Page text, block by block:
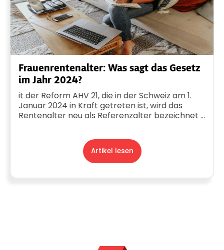
Frauenrentenalter: Was sagt das Gesetz
im Jahr 2024?
it der Reform AHV 21, die in der Schweiz am 1.
Januar 2024 in Kraft getreten ist, wird das
Rentenalter neu als Referenzalter bezeichnet ...
Artikel lesen